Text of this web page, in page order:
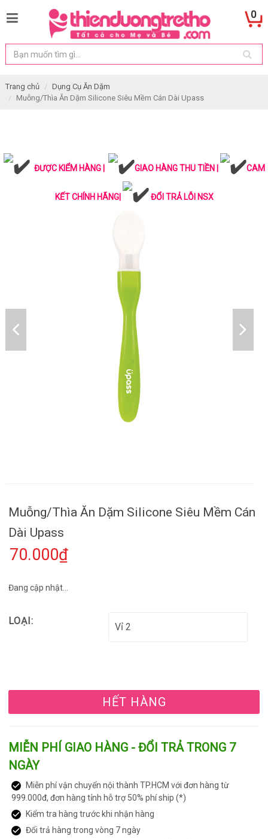
0
Trang chủ
Dụng Cụ Ăn Dặm
Muỗng/Thìa Ăn Dặm Silicone Siêu Mềm Cán Dài Upass
ĐƯỢC KIỂM HÀNG | GIAO HÀNG THU TIỀN | CAM
KẾT CHÍNH HÃNG| ĐỔI TRẢ LỖI NSX
Muỗng/Thìa Ăn Dặm Silicone Siêu Mềm Cán
Dài Upass
70.000₫
Đang cập nhật...
LOẠI:
HẾT HÀNG
MIỄN PHÍ GIAO HÀNG - ĐỔI TRẢ TRONG 7
NGÀY
Miễn phí vận chuyển nội thành TP.HCM với đơn hàng từ
999.000đ, đơn hàng tỉnh hỗ trợ 50% phí ship (*)
Kiểm tra hàng trước khi nhận hàng
Đổi trả hàng trong vòng 7 ngày